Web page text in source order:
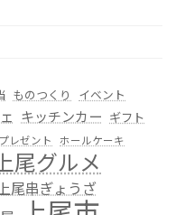
ものつくり イベント
キッチンカー ギフト
プレゼント
ホールケーキ
尾グルメ
尾串ぎょうざ